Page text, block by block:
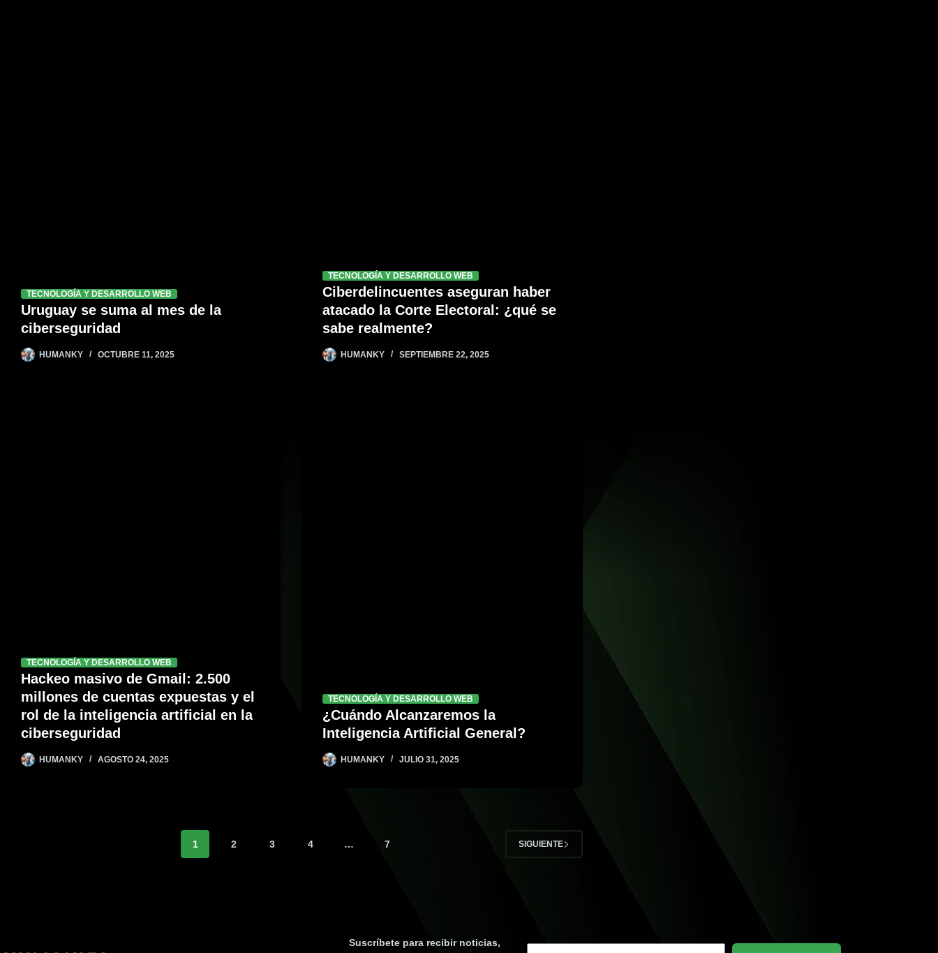
TECNOLOGÍA Y DESARROLLO WEB
Uruguay se suma al mes de la
ciberseguridad
HUMANKY OCTUBRE 11, 2025
TECNOLOGÍA Y DESARROLLO WEB
Ciberdelincuentes aseguran haber
atacado la Corte Electoral: ¿qué se
sabe realmente?
HUMANKY SEPTIEMBRE 22, 2025
TECNOLOGÍA Y DESARROLLO WEB
Hackeo masivo de Gmail: 2.500
millones de cuentas expuestas y el
rol de la inteligencia artificial en la
ciberseguridad
HUMANKY AGOSTO 24, 2025
TECNOLOGÍA Y DESARROLLO WEB
¿Cuándo Alcanzaremos la
Inteligencia Artificial General?
HUMANKY JULIO 31, 2025
1 2 3 4 … 7 SIGUIENTE
Suscríbete para recibir noticias,